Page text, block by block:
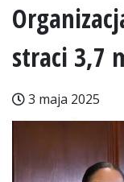
straci 3,7
3 maja 2025